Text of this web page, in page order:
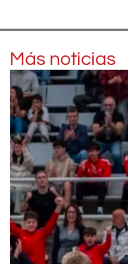
Más noticias